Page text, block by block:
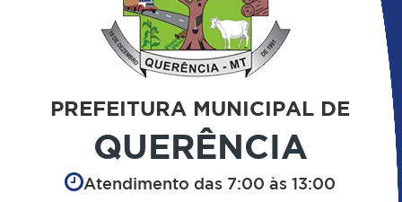
PREFEITURA MUNICIPAL DE
QUERÊNCIA
Atendimento das 7:00 às 13:00